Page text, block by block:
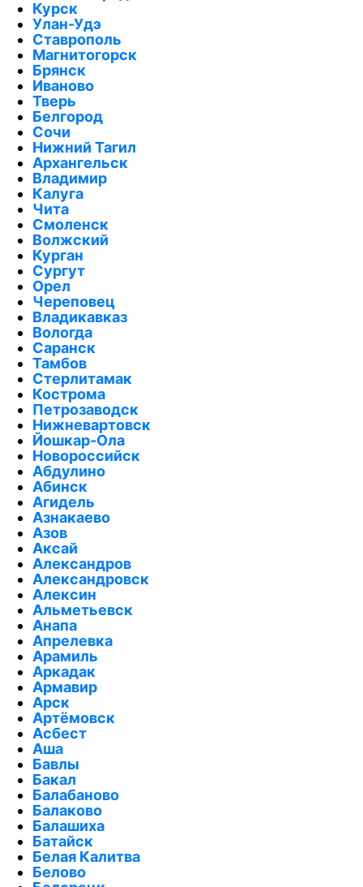
Курск
Улан-Удэ
Ставрополь
Магнитогорск
Брянск
Иваново
Тверь
Белгород
Сочи
Нижний Тагил
Архангельск
Владимир
Калуга
Чита
Смоленск
Волжский
Курган
Сургут
Орел
Череповец
Владикавказ
Вологда
Саранск
Тамбов
Стерлитамак
Кострома
Петрозаводск
Нижневартовск
Йошкар-Ола
Новороссийск
Абдулино
Абинск
Агидель
Азнакаево
Азов
Аксай
Александров
Александровск
Алексин
Альметьевск
Анапа
Апрелевка
Арамиль
Аркадак
Армавир
Арск
Артёмовск
Асбест
Аша
Бавлы
Бакал
Балабаново
Балаково
Балашиха
Батайск
Белая Калитва
Белово